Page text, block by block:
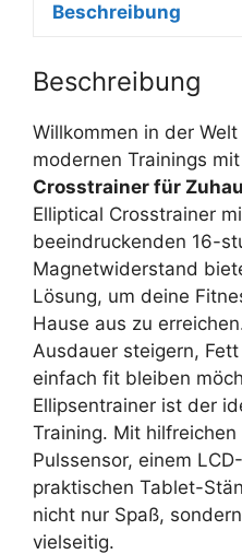
Beschreibung
Beschreibung
Willkommen in der
modernen Trainings
Crosstrainer für
Elliptical Crosstrainer
beeindruckenden 16-
Magnetwiderstand
Lösung, um deine
Hause aus zu
Ausdauer steigern,
einfach fit bleiben
Ellipsentrainer ist der
Training. Mit
Pulssensor, einem
praktischen Tablet-
nicht nur Spaß,
vielseitig.